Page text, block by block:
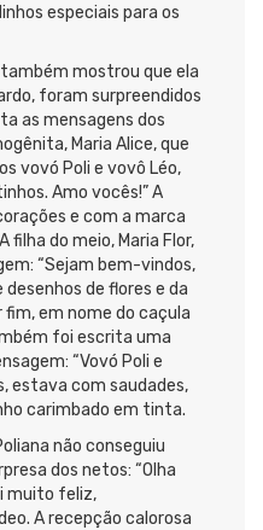
especiais para os
mostrou que ela
foram surpreendidos
as mensagens dos
Maria Alice, que
vovó Poli e vovô Léo,
Amo vocês!” A
e com a marca
filha do meio, Maria Flor,
“Sejam bem-vindos,
desenhos de flores e da
em nome do caçula
foi escrita uma
“Vovó Poli e
estava com saudades,
carimbado em tinta.
não conseguiu
dos netos: “Olha
muito feliz,
A recepção calorosa